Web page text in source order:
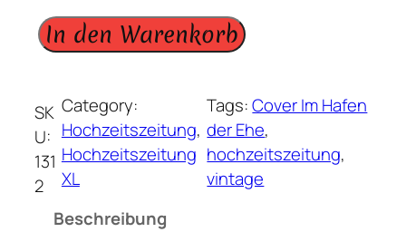
H
o
h
z
e
t
In den Warenkorb
SK
U:
131
2
Category:
Hochzeitszeitung
Hochzeitszeitung
XL
Tags:Cover Im Hafen
der Ehe
hochzeitszeitung
vintage
Beschreibung